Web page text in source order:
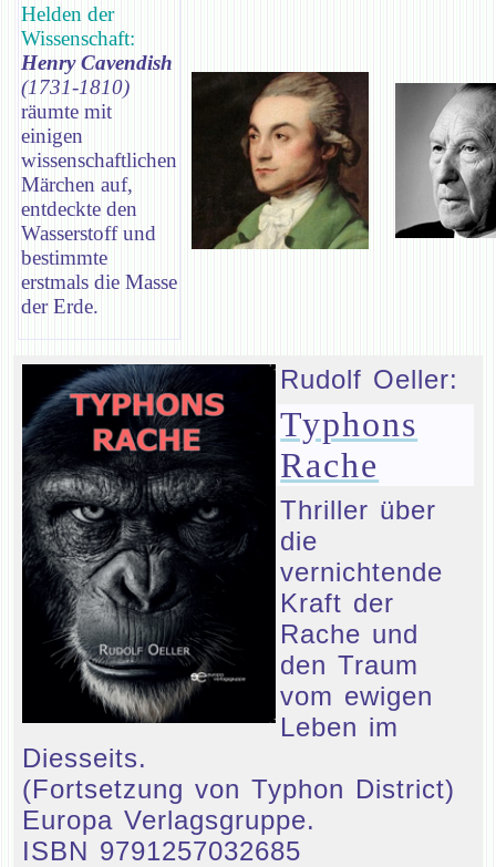
Helden der
Wissenschaft:
Henry Cavendish
(1731-1810)
räumte mit
einigen
wissenschaftlichen
Märchen auf,
entdeckte den
Wasserstoff und
bestimmte
erstmals die Masse
der Erde.
Rudolf Oeller:
Typhons
Rache
Thriller über
die
vernichtende
Kraft der
Rache und
den Traum
vom ewigen
Leben im
Diesseits.
(Fortsetzung von Typhon District)
Europa Verlagsgruppe.
ISBN 9791257032685